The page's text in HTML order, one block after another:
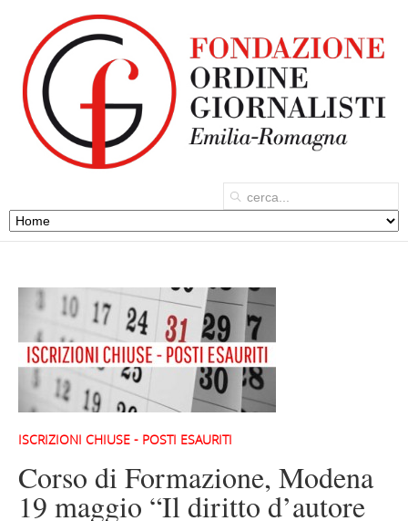
ISCRIZIONI CHIUSE - POSTI ESAURITI
Corso di Formazione, Modena
19 maggio “Il diritto d’autore